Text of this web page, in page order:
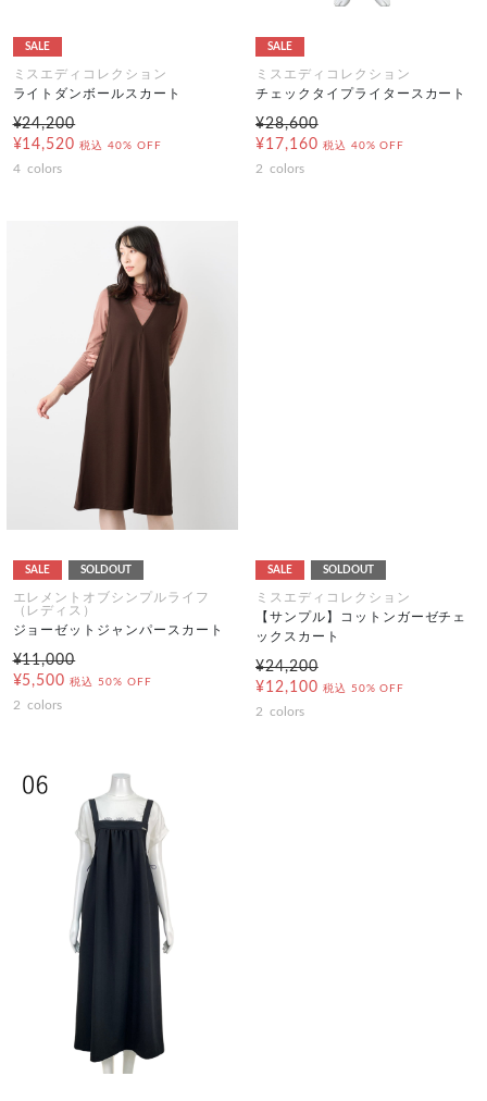
SALE
ミスエディコレクション
ライトダンボールスカート
¥24,200
¥14,520 税込 40% OFF
4 colors
SALE
ミスエディコレクション
チェックタイプライタースカート
¥28,600
¥17,160 税込 40% OFF
2 colors
SALE SOLDOUT
エレメントオブシンプルライフ
（レディス）
ジョーゼットジャンパースカート
¥11,000
¥5,500 税込 50% OFF
2 colors
SALE SOLDOUT
ミスエディコレクション
【サンプル】コットンガーゼチェ
ックスカート
¥24,200
¥12,100 税込 50% OFF
2 colors